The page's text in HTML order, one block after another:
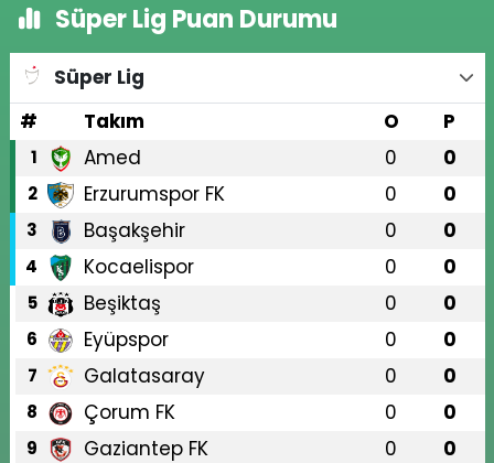
Süper Lig Puan Durumu
Süper Lig
#
Takım O P
1 Amed 0 0
2 Erzurumspor FK 0 0
3 Başakşehir 0 0
4 Kocaelispor 0 0
5 Beşiktaş 0 0
6 Eyüpspor 0 0
7 Galatasaray 0 0
8 Çorum FK 0 0
9 Gaziantep FK 0 0